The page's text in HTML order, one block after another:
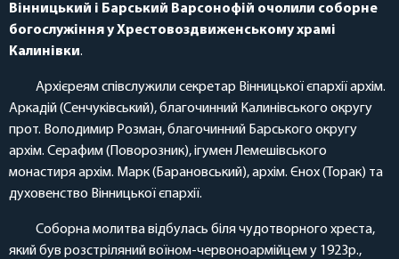
Вінницький і Барський Варсонофій очолили соборне
богослужіння у Хрестовоздвиженському храмі
Калинівки.
Архієреям співслужили секретар Вінницької єпархії архім.
Аркадій (Сенчуківський), благочинний Калинівського округу
прот. Володимир Розман, благочинний Барського округу
архім. Серафим (Поворозник), ігумен Лемешівського
монастиря архім. Марк (Барановський), архім. Єнох (Торак) та
духовенство Вінницької єпархії.
Соборна молитва відбулась біля чудотворного хреста,
який був розстріляний воїном-червоноармійцем у 1923р.,